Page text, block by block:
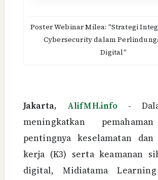
Poster Webinar Milea: "Strategi
Cybersecurity dalam
Digital"
Jakarta, AlifMH.info -
meningkatkan
pentingnya keselamatan dan
kerja (K3) serta keamanan
digital, Midiatama